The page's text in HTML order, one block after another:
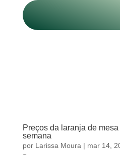
Preços da laranja de
semana
por Larissa Moura | mar 14,